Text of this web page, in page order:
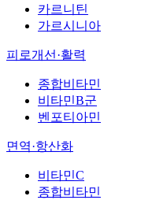
카르니틴
가르시니아
피로개선·활력
종합비타민
비타민B군
벤포티아민
면역·항산화
비타민C
종합비타민